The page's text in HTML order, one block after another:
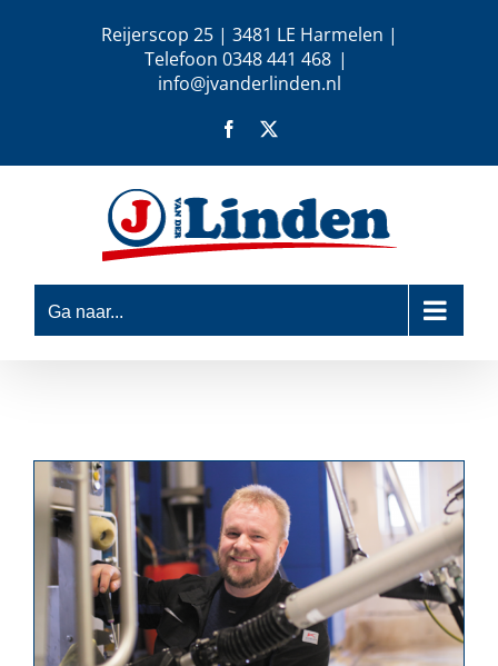
Reijerscop 25 | 3481 LE Harmelen |
Telefoon 0348 441 468 |
info@jvanderlinden.nl
Facebook
Ga naar...